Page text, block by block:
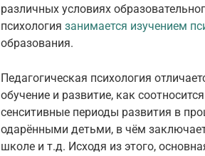
различных условиях
психология занимается изучением
образования.
Педагогическая психология
обучение и развитие, как
сенситивные периоды развития в
одарёнными детьми, в чём
школе и т.д. Исходя из этого,